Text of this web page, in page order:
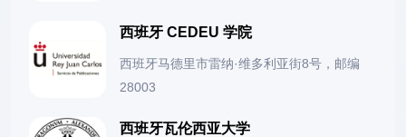
西班牙 CEDEU 学院
西班牙马德里市雷纳·维多利亚街8号，邮编
28003
西班牙瓦伦西亚大学